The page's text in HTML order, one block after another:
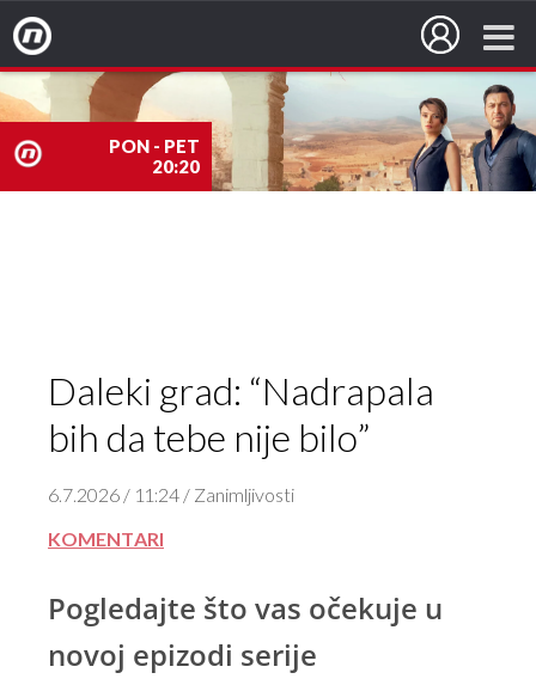
PON - PET
20:20
Nova TV
Daleki grad: “Nadrapala
bih da tebe nije bilo”
6.7.2026 / 11:24 / Zanimljivosti
KOMENTARI
Pogledajte što vas očekuje u
novoj epizodi serije